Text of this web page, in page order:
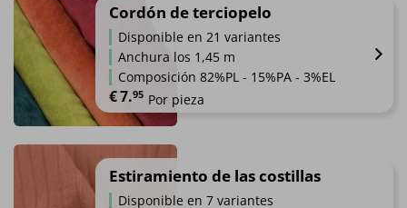
la
página
de
producto
tiene
múltiples
variantes.
Las
opciones
se
la
página
Cordón de terciopelo
Disponible en 21 variantes
Anchura los 1,45 m
Composición 82%PL - 15%PA - 3%EL
€7.95 Por pieza
tiene
múltiples
Estiramiento de las costillas
Disponible en 7 variantes